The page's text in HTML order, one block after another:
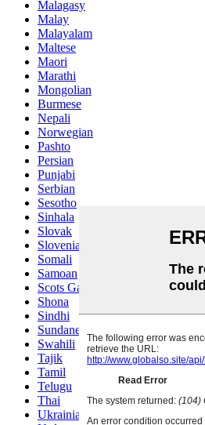
Malagasy
Malay
Malayalam
Maltese
Maori
Marathi
Mongolian
Burmese
Nepali
Norwegian
Pashto
Persian
Punjabi
Serbian
Sesotho
Sinhala
Slovak
Slovenian
Somali
Samoan
Scots Gaelic
Shona
Sindhi
Sundanese
Swahili
Tajik
Tamil
Telugu
Thai
Ukrainian